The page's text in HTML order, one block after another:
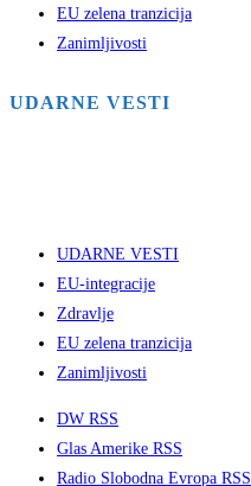
EU zelena tranzicija
Zanimljivosti
UDARNE VESTI
UDARNE VESTI
EU-integracije
Zdravlje
EU zelena tranzicija
Zanimljivosti
DW RSS
Glas Amerike RSS
Radio Slobodna Evropa RSS